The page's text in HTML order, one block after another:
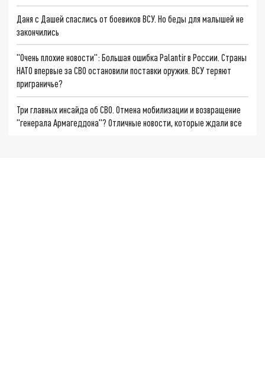
Даня с Дашей спаслись от боевиков ВСУ. Но беды для малышей не
закончились
"Очень плохие новости": Большая ошибка Palantir в России. Страны
НАТО впервые за СВО остановили поставки оружия. ВСУ теряют
приграничье?
Три главных инсайда об СВО. Отмена мобилизации и возвращение
"генерала Армагеддона"? Отличные новости, которые ждали все